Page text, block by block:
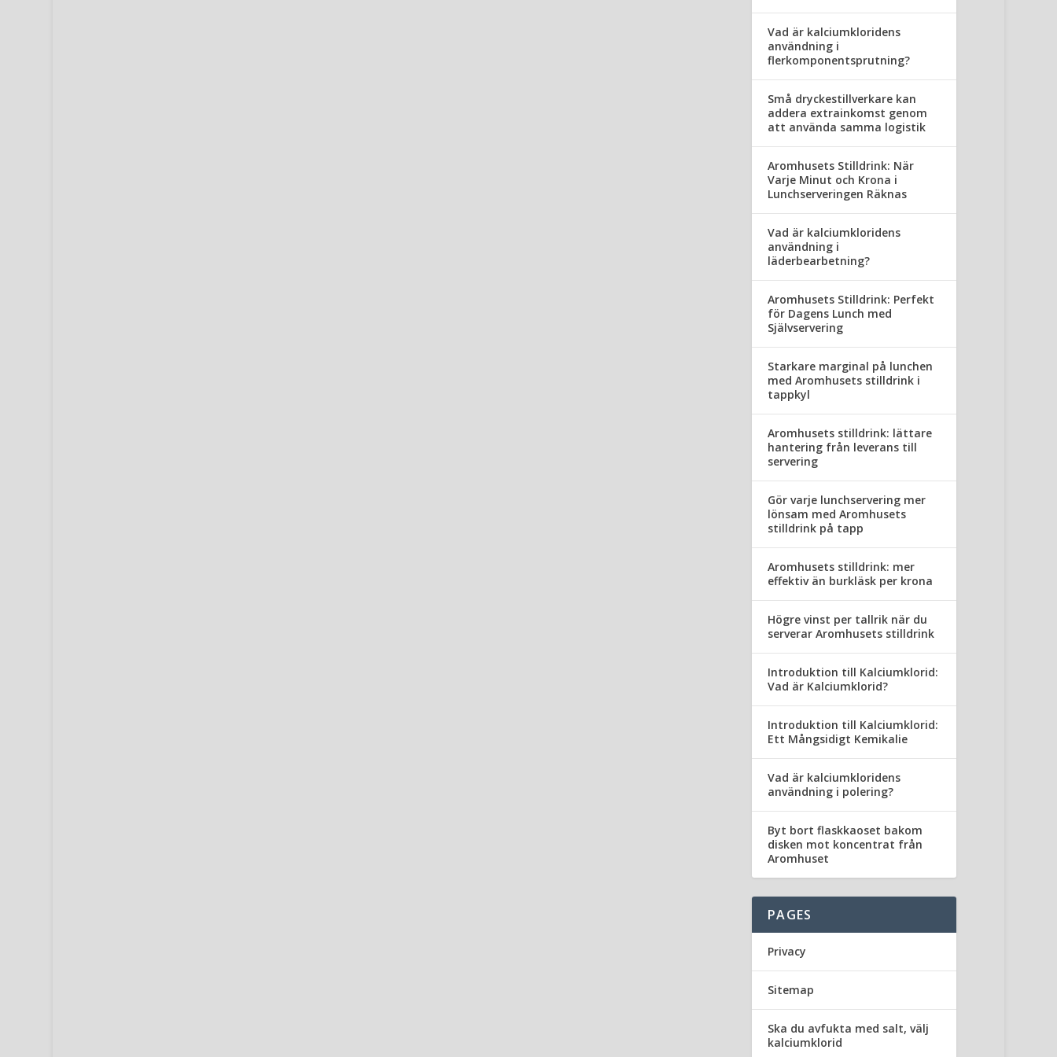
Vad är kalciumkloridens
användning i
flerkomponentsprutning?
Små dryckestillverkare kan
addera extrainkomst genom
att använda samma logistik
Aromhusets Stilldrink: När
Varje Minut och Krona i
Lunchserveringen Räknas
Vad är kalciumkloridens
användning i
läderbearbetning?
Aromhusets Stilldrink: Perfekt
för Dagens Lunch med
Självservering
Starkare marginal på lunchen
med Aromhusets stilldrink i
tappkyl
Aromhusets stilldrink: lättare
hantering från leverans till
servering
Gör varje lunchservering mer
lönsam med Aromhusets
stilldrink på tapp
Aromhusets stilldrink: mer
effektiv än burkläsk per krona
Högre vinst per tallrik när du
serverar Aromhusets stilldrink
Introduktion till Kalciumklorid:
Vad är Kalciumklorid?
Introduktion till Kalciumklorid:
Ett Mångsidigt Kemikalie
Vad är kalciumkloridens
användning i polering?
Byt bort flaskkaoset bakom
disken mot koncentrat från
Aromhuset
PAGES
Privacy
Sitemap
Ska du avfukta med salt, välj
kalciumklorid